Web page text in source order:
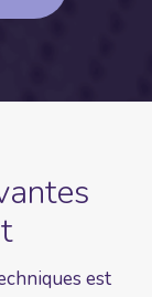
est